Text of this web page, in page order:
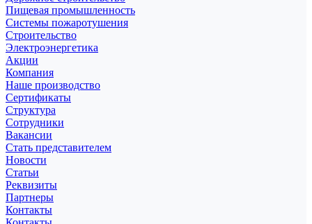
Пищевая промышленность
Системы пожаротушения
Строительство
Электроэнергетика
Акции
Компания
Наше производство
Сертификаты
Структура
Сотрудники
Вакансии
Стать представителем
Новости
Статьи
Реквизиты
Партнеры
Контакты